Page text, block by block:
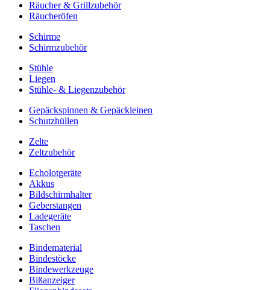
Räucher & Grillzubehör
Räucheröfen
Schirme
Schirmzubehör
Stühle
Liegen
Stühle- & Liegenzubehör
Gepäckspinnen & Gepäckleinen
Schutzhüllen
Zelte
Zeltzubehör
Echolotgeräte
Akkus
Bildschirmhalter
Geberstangen
Ladegeräte
Taschen
Bindematerial
Bindestöcke
Bindewerkzeuge
Bißanzeiger